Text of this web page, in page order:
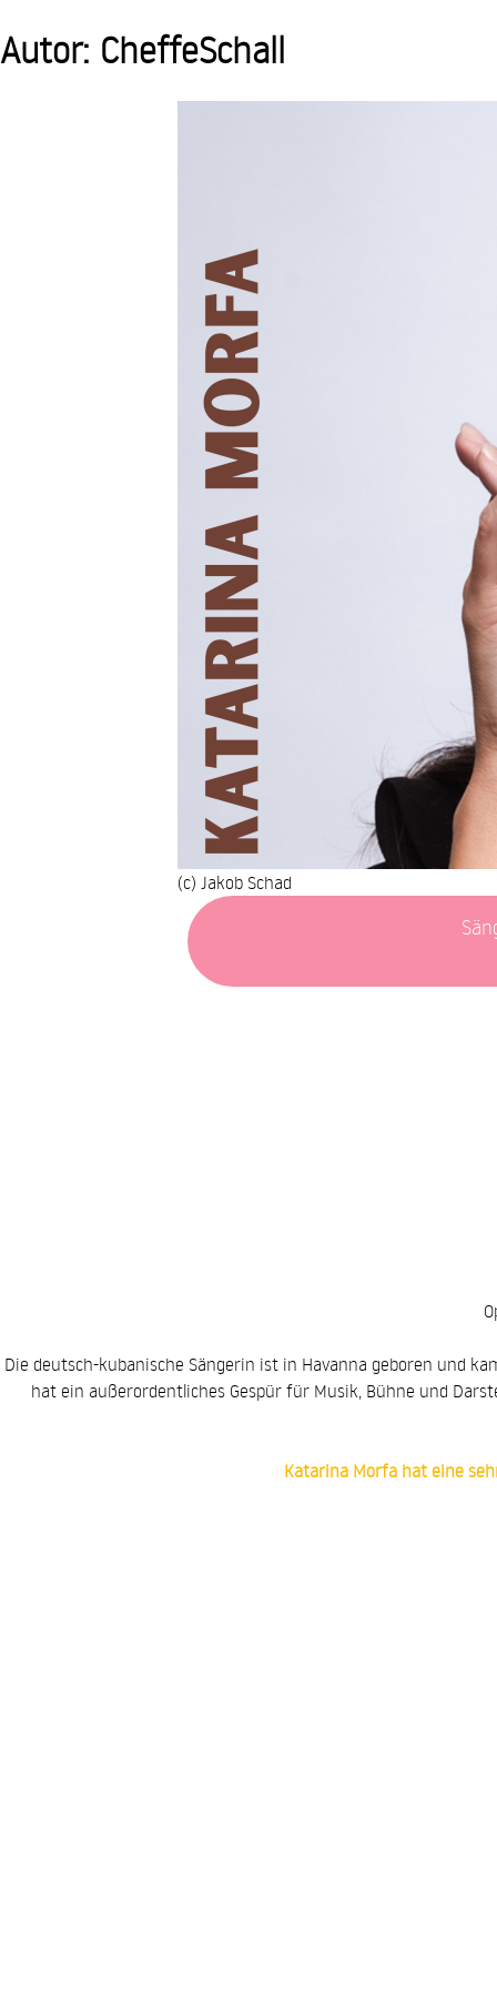
Skip
to
Autor: CheffeSchall
(c) Jakob Schad
Die deutsch-kubanische Sängerin ist in Havanna geboren und
hat ein außerordentliches Gespür für Musik, Bühne und
Katarina Morfa hat eine